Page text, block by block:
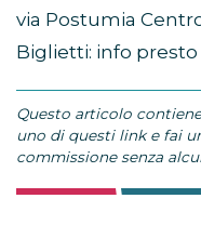
via Postumia
Biglietti: info
Questo articolo
uno di questi link e fai
commissione senza